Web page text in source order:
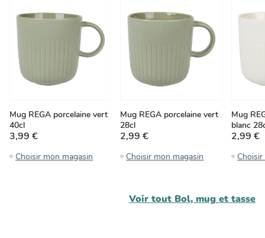
Mug REGA porcelaine vert
40cl
3,99 €
Choisir mon magasin
Mug REGA porcelaine vert
28cl
2,99 €
Choisir mon magasin
Mug
blanc
2,99 €
Voir tout Bol, mug et tasse